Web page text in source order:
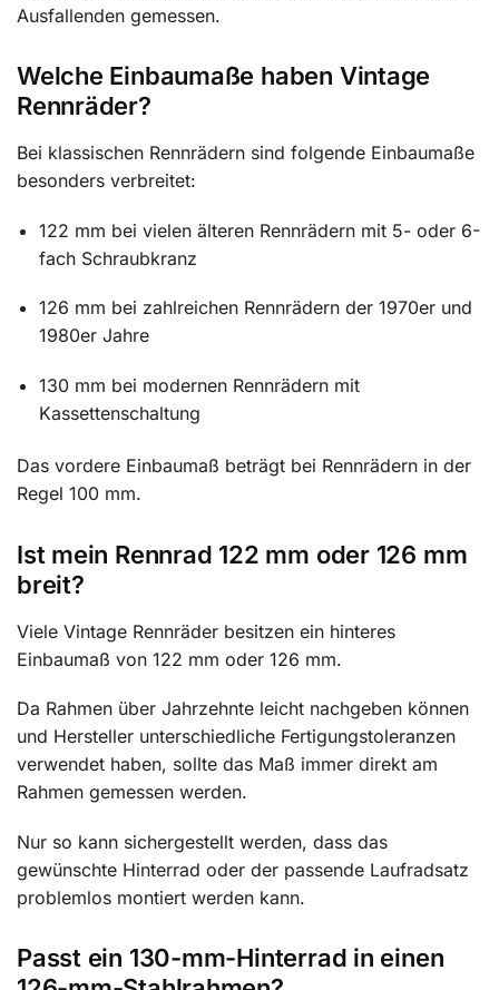
Ausfallenden gemessen.
Welche Einbaumaße haben Vintage
Rennräder?
Bei klassischen Rennrädern sind folgende Einbaumaße
besonders verbreitet:
122 mm bei vielen älteren Rennrädern mit 5- oder 6-
fach Schraubkranz
126 mm bei zahlreichen Rennrädern der 1970er und
1980er Jahre
130 mm bei modernen Rennrädern mit
Kassettenschaltung
Das vordere Einbaumaß beträgt bei Rennrädern in der
Regel 100 mm.
Ist mein Rennrad 122 mm oder 126 mm
breit?
Viele Vintage Rennräder besitzen ein hinteres
Einbaumaß von 122 mm oder 126 mm.
Da Rahmen über Jahrzehnte leicht nachgeben können
und Hersteller unterschiedliche Fertigungstoleranzen
verwendet haben, sollte das Maß immer direkt am
Rahmen gemessen werden.
Nur so kann sichergestellt werden, dass das
gewünschte Hinterrad oder der passende Laufradsatz
problemlos montiert werden kann.
Passt ein 130-mm-Hinterrad in einen